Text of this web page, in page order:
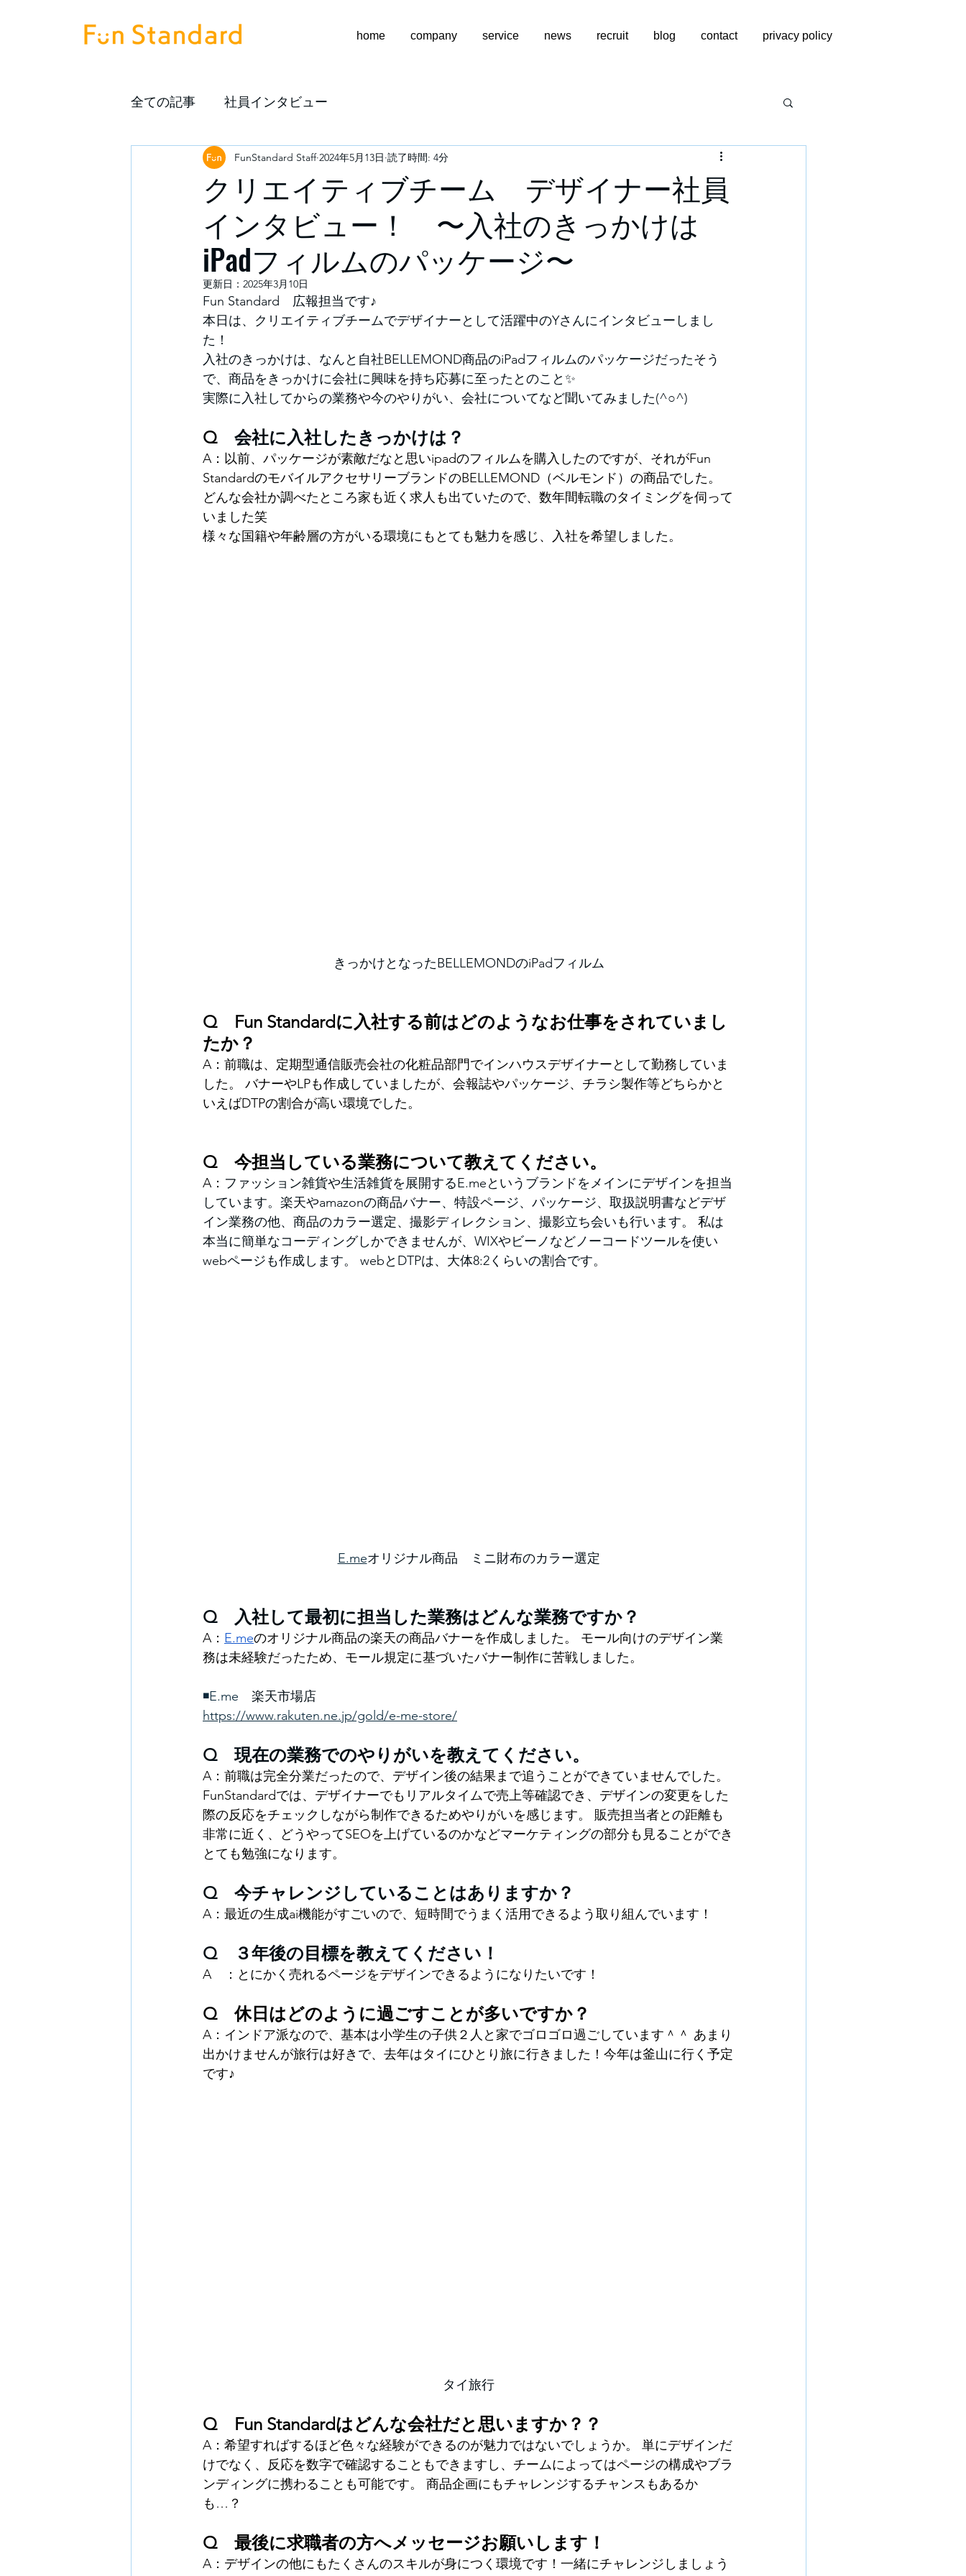
home company service news recruit blog contact privacy policy
全ての記事 社員インタビュー
クリエイティブチーム デザイナー社員
インタビュー！ 〜入社のきっかけは
iPadフィルムのパッケージ〜
FunStandard Staff 2024年5月13日 読了時間: 4分
更新日： 2025年3月10日
Fun Standard　広報担当です♪
本日は、クリエイティブチームでデザイナーとして活躍中のYさんにインタビューしまし
た！
入社のきっかけは、なんと自社BELLEMOND商品のiPadフィルムのパッケージだったそう
で、商品をきっかけに会社に興味を持ち応募に至ったとのこと✨
実際に入社してからの業務や今のやりがい、会社についてなど聞いてみました(^○^)
Q 会社に入社したきっかけは？
A： 以前、パッケージが素敵だなと思いipadのフィルムを購入したのですが、それがFun
StandardのモバイルアクセサリーブランドのBELLEMOND（ベルモンド）の商品でした。
どんな会社か調べたところ家も近く求人も出ていたので、数年間転職のタイミングを伺って
いました笑
様々な国籍や年齢層の方がいる環境にもとても魅力を感じ、入社を希望しました。
きっかけとなったBELLEMONDのiPadフィルム
Q　Fun Standardに入社する前はどのようなお仕事をされていまし
たか？
A： 前職は、定期型通信販売会社の化粧品部門でインハウスデザイナーとして勤務していま
した。 バナーやLPも作成していましたが、会報誌やパッケージ、チラシ製作等どちらかと
いえばDTPの割合が高い環境でした。
Q　今担当している業務について教えてください。
A： ファッション雑貨や生活雑貨を展開するE.meというブランドをメインにデザインを担当
しています。楽天やamazonの商品バナー、特設ページ、パッケージ、取扱説明書などデザ
イン業務の他、商品のカラー選定、撮影ディレクション、撮影立ち会いも行います。 私は
本当に簡単なコーディングしかできませんが、WIXやビーノなどノーコードツールを使い
webページも作成します。 webとDTPは、大体8:2くらいの割合です。
E.meオリジナル商品　ミニ財布のカラー選定
Q　入社して最初に担当した業務はどんな業務ですか？
A： E.meのオリジナル商品の楽天の商品バナーを作成しました。 モール向けのデザイン業
務は未経験だったため、モール規定に基づいたバナー制作に苦戦しました。
◾️E.me 楽天市場店
https://www.rakuten.ne.jp/gold/e-me-store/
Q　現在の業務でのやりがいを教えてください。
A： 前職は完全分業だったので、デザイン後の結果まで追うことができていませんでした。
FunStandardでは、デザイナーでもリアルタイムで売上等確認でき、デザインの変更をした
際の反応をチェックしながら制作できるためやりがいを感じます。 販売担当者との距離も
非常に近く、どうやってSEOを上げているのかなどマーケティングの部分も見ることができ
とても勉強になります。
Q　今チャレンジしていることはありますか？
A： 最近の生成ai機能がすごいので、短時間でうまく活用できるよう取り組んでいます！
Q　３年後の目標を教えてください！
A　： とにかく売れるページをデザインできるようになりたいです！
Q　休日はどのように過ごすことが多いですか？
A： インドア派なので、基本は小学生の子供２人と家でゴロゴロ過ごしています＾＾ あまり
出かけませんが旅行は好きで、去年はタイにひとり旅に行きました！今年は釜山に行く予定
です♪
タイ旅行
Q　Fun Standardはどんな会社だと思いますか？？
A： 希望すればするほど色々な経験ができるのが魅力ではないでしょうか。 単にデザインだ
けでなく、反応を数字で確認することもできますし、チームによってはページの構成やブラ
ンディングに携わることも可能です。 商品企画にもチャレンジするチャンスもあるか
も…？
Q　最後に求職者の方へメッセージお願いします！
A： デザインの他にもたくさんのスキルが身につく環境です！一緒にチャレンジしましょう